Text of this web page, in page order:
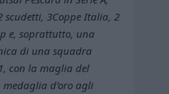
scudetti, 3Coppe Italia, 2
e, soprattutto, una
di una squadra
con la maglia del
d’oro agli